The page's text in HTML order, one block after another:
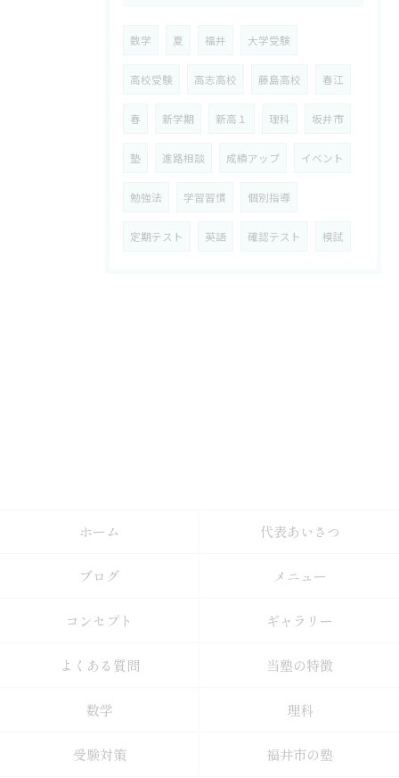
数学 夏 福井 大学受験
高校受験 高志高校 藤島高校 春江
春 新学期 新高１ 理科 坂井市
塾 進路相談 成績アップ イベント
勉強法 学習習慣 個別指導
定期テスト 英語 確認テスト 模試
ホーム 代表あいさつ
ブログ メニュー
コンセプト ギャラリー
よくある質問 当塾の特徴
数学 理科
受験対策 福井市の塾